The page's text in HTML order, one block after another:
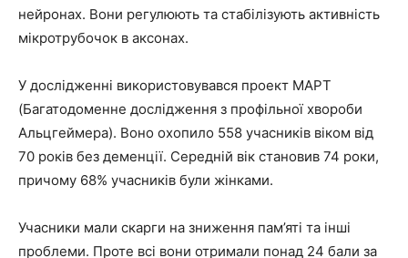
нейронах. Вони регулюють та стабілізують активність
мікротрубочок в аксонах.
У дослідженні використовувався проект MAPT
(Багатодоменне дослідження з профільної хвороби
Альцгеймера). Воно охопило 558 учасників віком від
70 років без деменції. Середній вік становив 74 роки,
причому 68% учасників були жінками.
Учасники мали скарги на зниження пам’яті та інші
проблеми. Проте всі вони отримали понад 24 бали за